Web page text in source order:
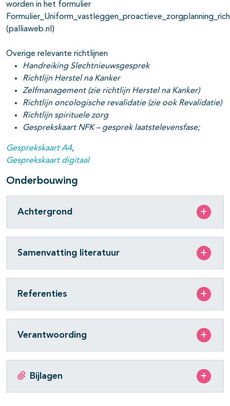
worden in het formulier
(palliaweb.nl)
Overige relevante richtlijnen
Handreiking Slechtnieuwsgesprek
Richtlijn Herstel na Kanker
Zelfmanagement (zie richtlijn Herstel na Kanker)
Richtlijn oncologische revalidatie (zie ook Revalidatie)
Richtlijn spirituele zorg
Gesprekskaart NFK – gesprek laatstelevensfase;
Gesprekskaart A4,
Gesprekskaart digitaal
Onderbouwing
Achtergrond
Samenvatting literatuur
Referenties
Verantwoording
Bijlagen